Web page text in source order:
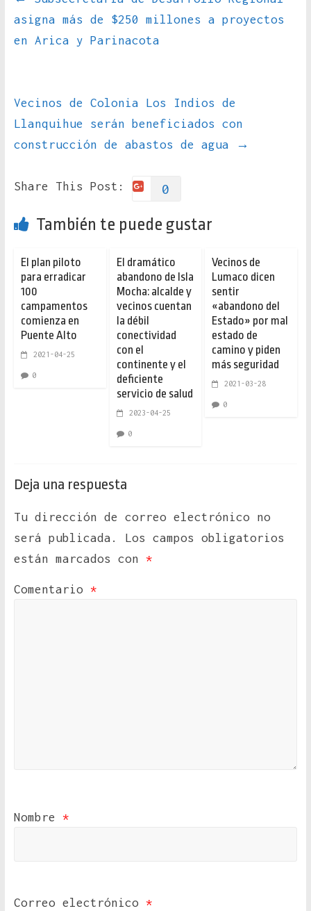
asigna más de $250 millones a proyectos
en Arica y Parinacota
Vecinos de Colonia Los Indios de
Llanquihue serán beneficiados con
construcción de abastos de agua
→
Share This Post: 0
También te puede gustar
El plan piloto
para erradicar
100
campamentos
comienza en
Puente Alto
2021-04-25
0
El dramático
abandono de Isla
Mocha: alcalde y
vecinos cuentan
la débil
conectividad
con el
continente y el
deficiente
servicio de salud
2023-04-25
0
Vecinos de
Lumaco dicen
sentir
«abandono del
Estado» por mal
estado de
camino y piden
más seguridad
2021-03-28
0
Deja una respuesta
Tu dirección de correo electrónico no
será publicada.
Los campos obligatorios
están marcados con *
Comentario *
Nombre *
Correo electrónico *